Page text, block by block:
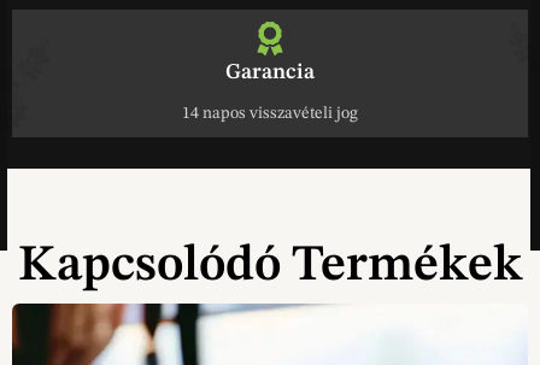
Garancia
14 napos visszavételi jog
Kapcsolódó Termékek